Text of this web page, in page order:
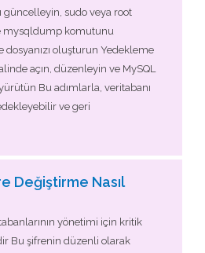
güncelleyin, sudo veya root
mysqldump komutunu
oluşturun Yedekleme
açın, düzenleyin ve MySQL
Bu adımlarla, veritabanı
ve geri
Değiştirme Nasıl
yönetimi için kritik
Bu şifrenin düzenli olarak